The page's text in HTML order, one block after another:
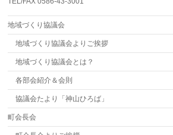
地域づくり協議会
地域づくり協議会よりご挨拶
地域づくり協議会とは？
各部会紹介＆会則
協議会たより「神山ひろば」
町会長会